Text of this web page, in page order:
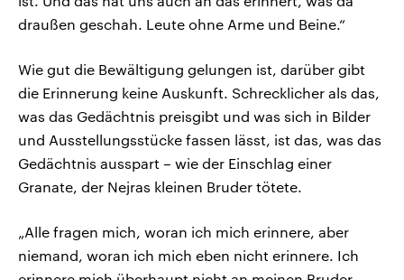
draußen geschah. Leute ohne Arme und Beine.“
Wie gut die Bewältigung gelungen ist, darüber gibt
die Erinnerung keine Auskunft. Schrecklicher als das,
was das Gedächtnis preisgibt und was sich in Bilder
und Ausstellungsstücke fassen lässt, ist das, was das
Gedächtnis ausspart – wie der Einschlag einer
Granate, der Nejras kleinen Bruder tötete.
„Alle fragen mich, woran ich mich erinnere, aber
niemand, woran ich mich eben nicht erinnere. Ich